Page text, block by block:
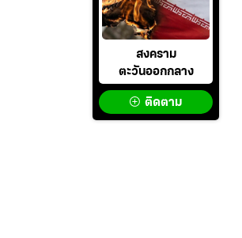
สงคราม
ตะวันออกกลาง
ติดตาม